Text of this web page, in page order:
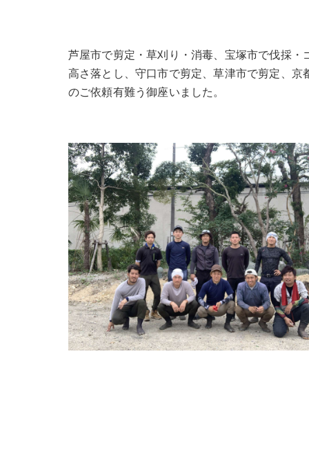
芦屋市で剪定・草刈り・消毒、宝塚市で伐採
高さ落とし、守口市で剪定、草津市で剪定、
のご依頼有難う御座いました。